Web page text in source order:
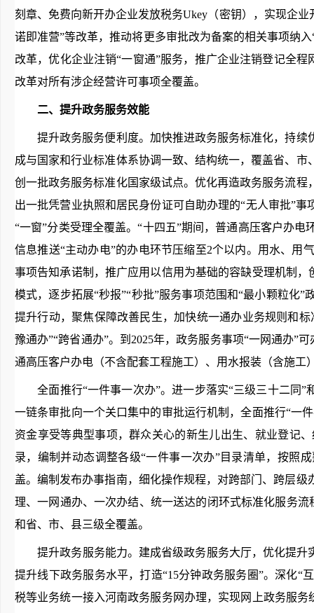
刻章、免费向新开办企业发放税务Ukey（密钥），实现企业
诺即准营”等改革，推动将更多审批改为备案的相关事项纳
改革，优化企业注销“一窗通”服务，推广企业注销登记全
改革对所有涉企经营许可事项全覆盖。
二、提升政务服务效能
提升政务服务便利度。加快推进政务服务标准化，持续
成与国家和行业标准体系协调一致、结构统一，覆盖省、
创一批政务服务标准化国家级试点。优化再造政务服务流
出一批凭营业执照和居民身份证可自助办理的“无人审批”
“一窗”分类受理全覆盖。“十四五”期间，普通高压客户办
信息推送“主动办电”的办电环节压缩至2个以内。用水、用
事项告知承诺制，推广应用以信用为基础的容缺受理机制
模式，逐步拓展“秒报”“秒批”服务事项范围和“最小颗粒化
提升行动，聚焦保障改善民生，加快统一通办业务规则和
豫通办”“跨省通办”。到2025年，政务服务事项“一网通办”
通高压客户办电（不含配套工程施工）、用水报装（含施工
全面推行“一件事一次办”。进一步落实“三级三十二同”
一链条审批向一个关口集中的审批运行机制，全面推行“一
资金享受等典型事项，群众关心的新生儿出生、就业登记
录，编制并动态调整各级“一件事一次办”目录清单，按照
盖。编制发布办事指南，细化操作规程，对跨部门、跨层
理、一网通办、一次办结、统一送达的闭环式标准化服务
和省、市、县三级全覆盖。
提升政务服务能力。建成省级政务服务大厅，优化提升
提升线下政务服务水平，打造“15分钟政务服务圈”。深化
税等业务统一接入河南政务服务网办理，实现网上政务服